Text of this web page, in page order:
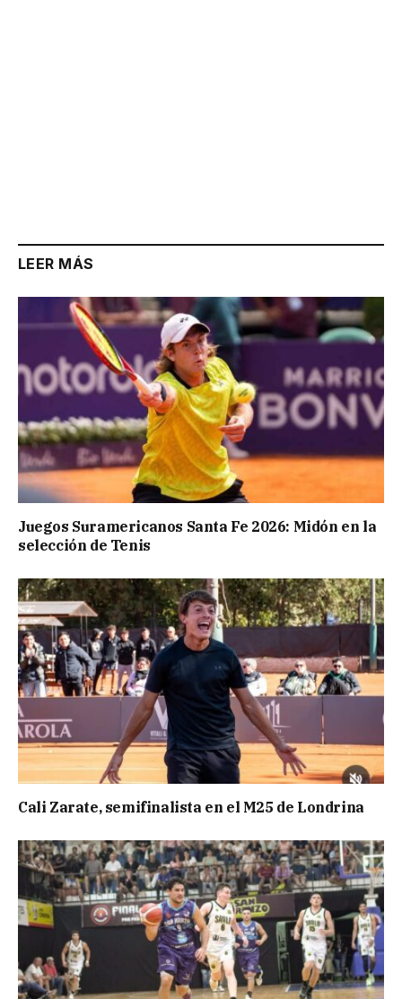
LEER MÁS
Juegos Suramericanos Santa Fe 2026: Midón en la
selección de Tenis
Cali Zarate, semifinalista en el M25 de Londrina